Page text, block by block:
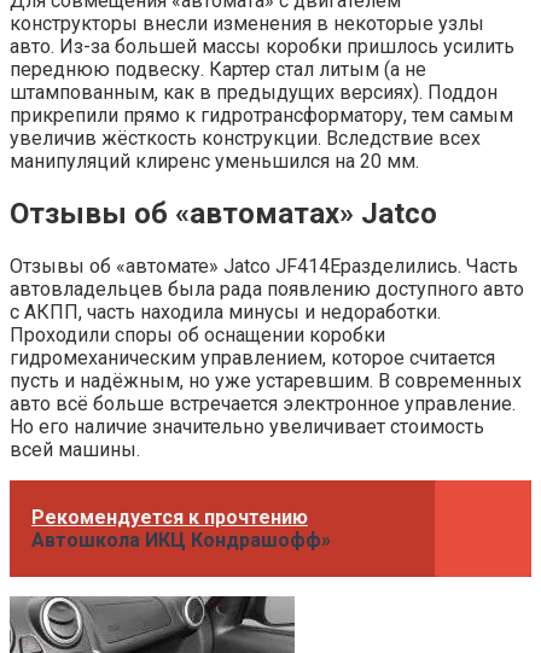
конструкторы внесли изменения в некоторые узлы
авто. Из-за большей массы коробки пришлось усилить
переднюю подвеску. Картер стал литым (а не
штампованным, как в предыдущих версиях). Поддон
прикрепили прямо к гидротрансформатору, тем самым
увеличив жёсткость конструкции. Вследствие всех
манипуляций клиренс уменьшился на 20 мм.
Отзывы об «автоматах» Jatco
Отзывы об «автомате» Jatco JF414Eразделились. Часть
автовладельцев была рада появлению доступного авто
с АКПП, часть находила минусы и недоработки.
Проходили споры об оснащении коробки
гидромеханическим управлением, которое считается
пусть и надёжным, но уже устаревшим. В современных
авто всё больше встречается электронное управление.
Но его наличие значительно увеличивает стоимость
всей машины.
Рекомендуется к прочтению
Автошкола ИКЦ Кондрашофф»